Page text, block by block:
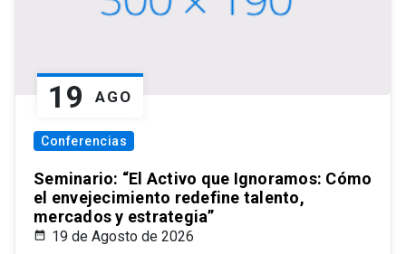
19 AGO
Conferencias
Seminario: “El Activo que Ignoramos: Cómo
el envejecimiento redefine talento,
mercados y estrategia”
19 de Agosto de 2026